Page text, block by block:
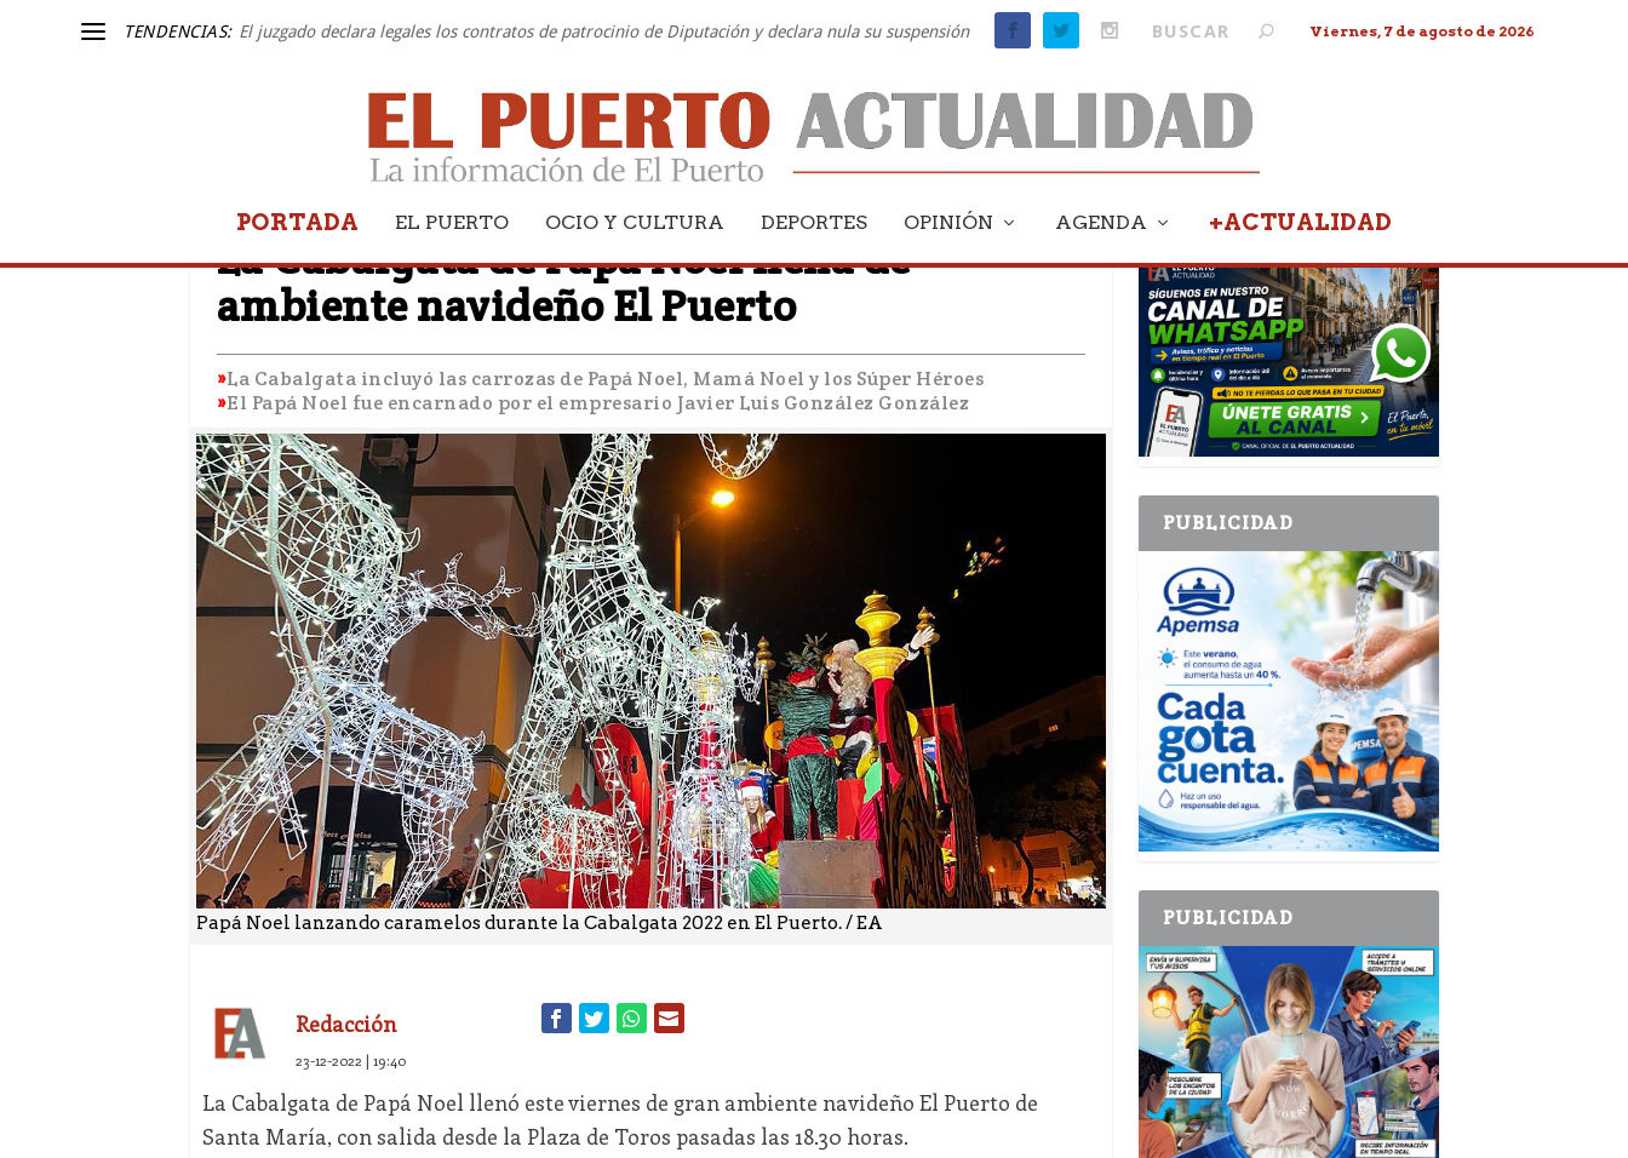
TENDENCIAS: El juzgado declara legales los contratos de patrocinio de Diputación y declara nula su suspensión Viernes, 7 de agosto de 2026
PORTADA EL PUERTO OCIO Y CULTURA DEPORTES OPINIÓN AGENDA +ACTUALIDAD
EL PUERTO
La Cabalgata de Papá Noel llena de
ambiente navideño El Puerto
La Cabalgata incluyó las carrozas de Papá Noel, Mamá Noel y los Súper Héroes
El Papá Noel fue encarnado por el empresario Javier Luis González González
Papá Noel lanzando caramelos durante la Cabalgata 2022 en El Puerto. / EA
Redacción
23-12-2022 | 19:40
La Cabalgata de Papá Noel llenó este viernes de gran ambiente navideño El Puerto de
Santa María, con salida desde la Plaza de Toros pasadas las 18.30 horas.
PUBLICIDAD
PUBLICIDAD
PUBLICIDAD